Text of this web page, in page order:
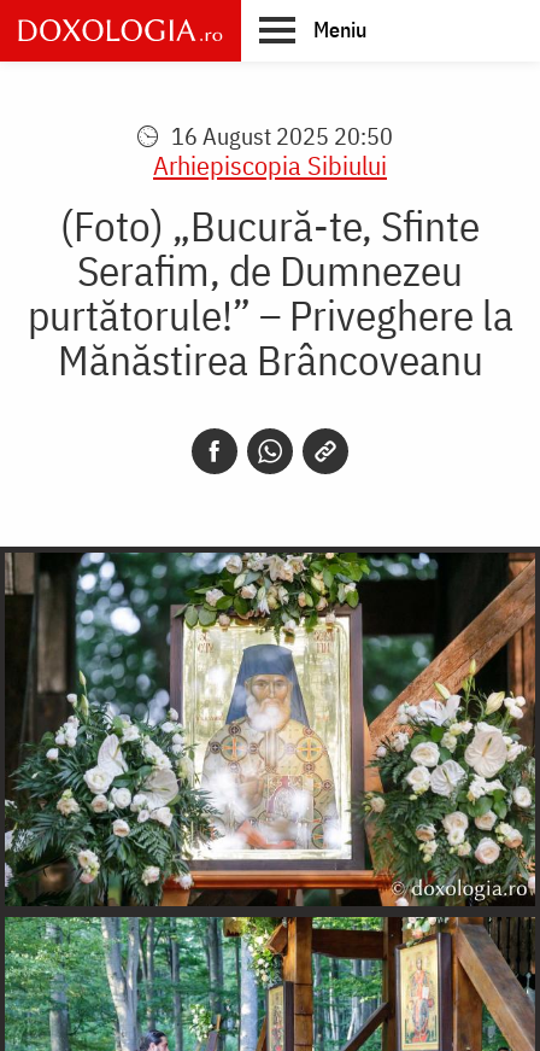
Skip
to
main
Meniu
16 August 2025 20:50
Arhiepiscopia Sibiului
(Foto) „Bucură-te, Sfinte
Serafim, de Dumnezeu
purtătorule!” – Priveghere la
Mănăstirea Brâncoveanu